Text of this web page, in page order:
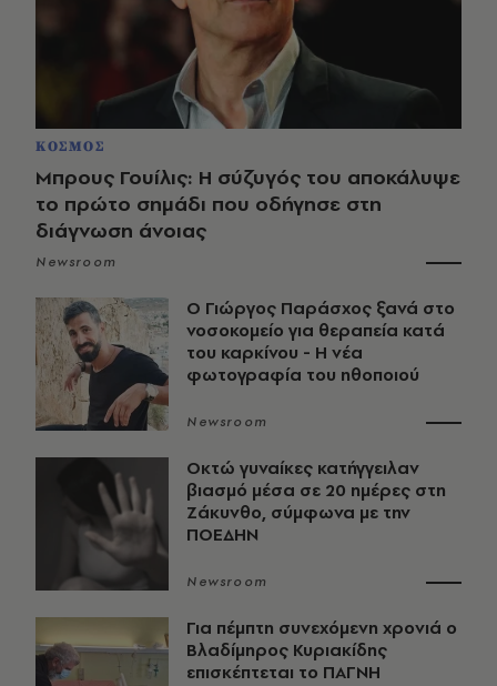
ΚΟΣΜΟΣ
Μπρους Γουίλις: Η σύζυγός του αποκάλυψε
το πρώτο σημάδι που οδήγησε στη
διάγνωση άνοιας
Newsroom
O Γιώργος Παράσχος ξανά στο
νοσοκομείο για θεραπεία κατά
του καρκίνου - Η νέα
φωτογραφία του ηθοποιού
Newsroom
Οκτώ γυναίκες κατήγγειλαν
βιασμό μέσα σε 20 ημέρες στη
Ζάκυνθο, σύμφωνα με την
ΠΟΕΔΗΝ
Newsroom
Για πέμπτη συνεχόμενη χρονιά ο
Βλαδίμηρος Κυριακίδης
επισκέπτεται το ΠΑΓΝΗ